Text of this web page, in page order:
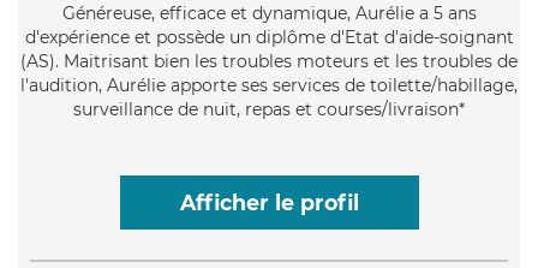
Généreuse, efficace et dynamique, Aurélie a 5 ans
d'expérience et possède un diplôme d'Etat d'aide-soignant
(AS). Maitrisant bien les troubles moteurs et les troubles de
l'audition, Aurélie apporte ses services de toilette/habillage,
surveillance de nuit, repas et courses/livraison*
Afficher le profil